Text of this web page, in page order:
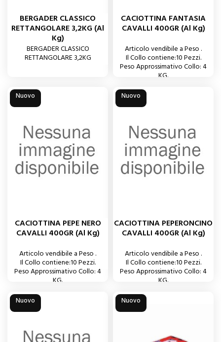
BERGADER CLASSICO
RETTANGOLARE 3,2KG (al
Kg)
BERGADER CLASSICO
RETTANGOLARE 3,2KG
CACIOTTINA FANTASIA
CAVALLI 400GR (al Kg)
Articolo vendibile a Peso .
Il Collo contiene:10 Pezzi.
Peso Approssimativo Collo: 4
KG.
Nuovo
CACIOTTINA PEPE NERO
CAVALLI 400GR (al Kg)
Articolo vendibile a Peso .
Il Collo contiene:10 Pezzi.
Peso Approssimativo Collo: 4
KG.
Nuovo
CACIOTTINA PEPERONCINO
CAVALLI 400GR (al Kg)
Articolo vendibile a Peso .
Il Collo contiene:10 Pezzi.
Peso Approssimativo Collo: 4
KG.
Nuovo Nuovo